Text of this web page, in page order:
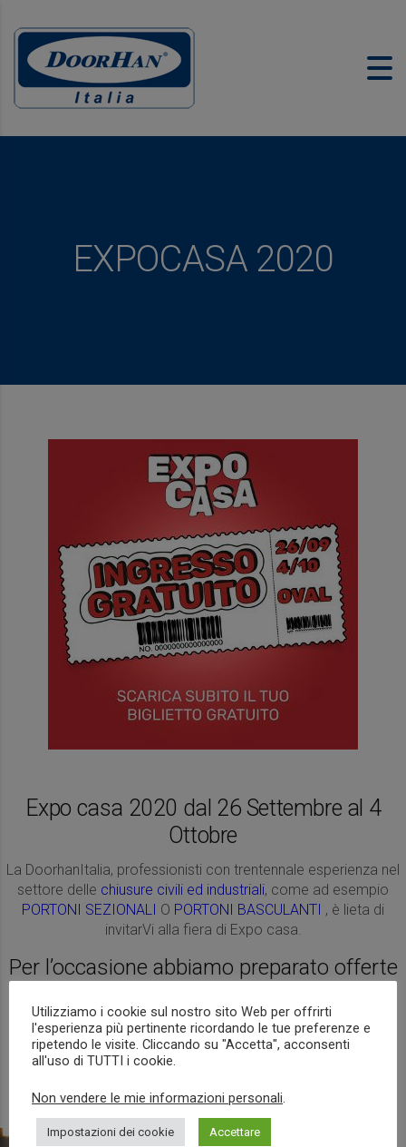
EXPOCASA 2020
Expo casa 2020 dal 26 Settembre al 4
Ottobre
La DoorhanItalia, professionisti con trentennale esperienza nel
settore delle chiusure civili ed industriali, come ad esempio
PORTONI SEZIONALI O PORTONI BASCULANTI , è lieta di
invitarVi alla fiera di Expo casa.
Per l’occasione abbiamo preparato offerte
RICHIEDI SUBITO UN
APPUNTAMENTO
Utilizziamo i cookie sul nostro sito Web per offrirti
l'esperienza più pertinente ricordando le tue preferenze e
ripetendo le visite. Cliccando su "Accetta", acconsenti
all'uso di TUTTI i cookie.
Non vendere le mie informazioni personali.
Impostazioni dei cookie Accettare